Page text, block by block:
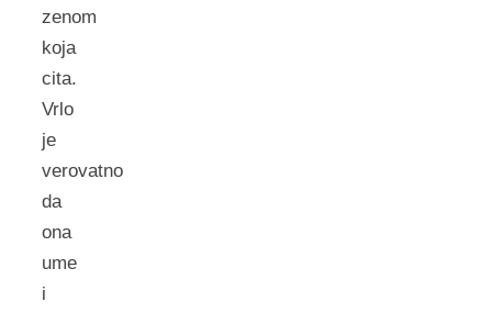
zenom
koja
cita.
Vrlo
je
verovatno
da
ona
ume
i